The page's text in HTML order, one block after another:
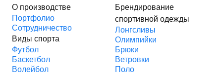
О производстве
Портфолио
Сотрудничество
Виды спорта
Футбол
Баскетбол
Волейбол
Брендирование
спортивной одежды
Лонгсливы
Олимпийки
Брюки
Ветровки
Поло